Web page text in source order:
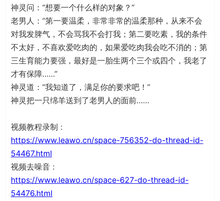
神灵问：“想要一个什么样的对象？”
老男人：“第一要温柔，非常非常的温柔那种，从来不会
对我发脾气，不会骂我不会打我；第二要吃素，我的条件
不太好，不喜欢爱吃肉的，如果爱吃肉我会吃不消的；第
三生育能力要强，最好是一胎生两个三个或四个，我老了
才有保障……”
神灵道：“我知道了，满足你的要求吧！”
神灵把一只绵羊送到了老男人的面前……
视频教程录制 :
https://www.leawo.cn/space-756352-do-thread-id-
54467.html
视频去噪音 :
https://www.leawo.cn/space-627-do-thread-id-
54476.html